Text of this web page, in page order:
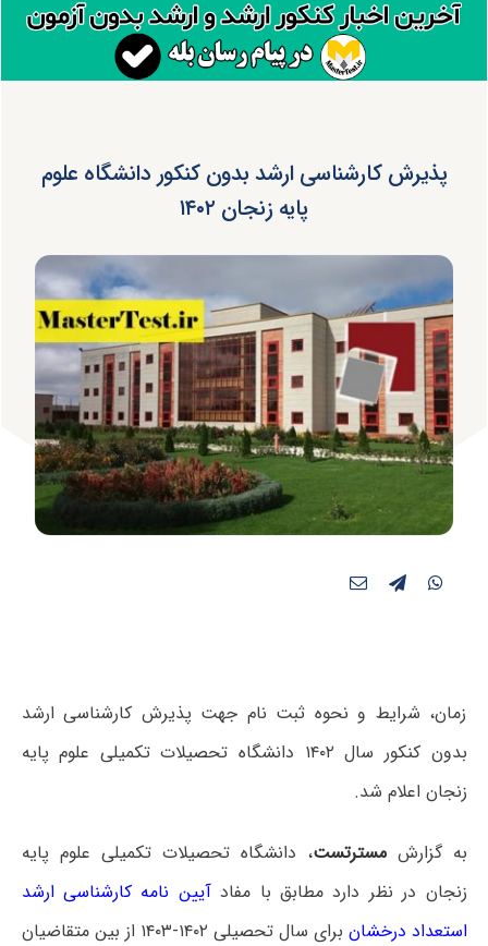
پذیرش کارشناسی ارشد بدون کنکور دانشگاه علوم
پایه زنجان ۱۴۰۲
زمان، شرایط و نحوه ثبت نام جهت پذیرش کارشناسی ارشد
بدون کنکور سال ۱۴۰۲ دانشگاه تحصیلات تکمیلی علوم پایه
زنجان اعلام شد.
به گزارشمسترتست، دانشگاه تحصیلات تکمیلی علوم پایه
زنجان در نظر دارد مطابق با مفادآیین نامه کارشناسی ارشد
استعداد درخشان
برای سال تحصیلی ۱۴۰۲-۱۴۰۳ از بین متقاضیان